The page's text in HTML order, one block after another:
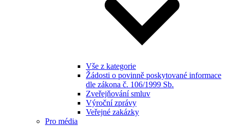
Vše z kategorie
Žádosti o povinně poskytované informace
dle zákona č. 106/1999 Sb.
Zveřejňování smluv
Výroční zprávy
Veřejné zakázky
Pro média